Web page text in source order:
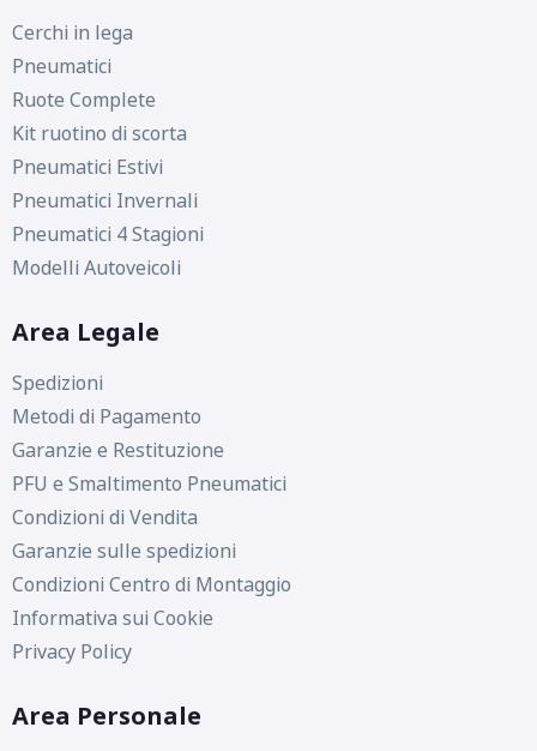
Cerchi in lega
Pneumatici
Ruote Complete
Kit ruotino di scorta
Pneumatici Estivi
Pneumatici Invernali
Pneumatici 4 Stagioni
Modelli Autoveicoli
Area Legale
Spedizioni
Metodi di Pagamento
Garanzie e Restituzione
PFU e Smaltimento Pneumatici
Condizioni di Vendita
Garanzie sulle spedizioni
Condizioni Centro di Montaggio
Informativa sui Cookie
Privacy Policy
Area Personale